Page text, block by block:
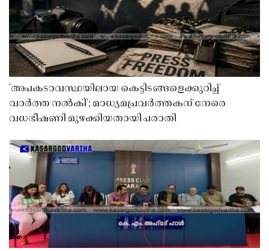
'അപകടാവസ്ഥയിലായ കെട്ടിടങ്ങളെക്കുറിച്ച്
വാർത്ത നൽകി'; മാധ്യമപ്രവർത്തകന് നേരെ
വധഭീഷണി മുഴക്കിയതായി പരാതി